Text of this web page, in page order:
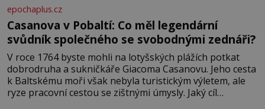
epochaplus.cz
Casanova v Pobaltí: Co měl legendární
svůdník společného se svobodnými zednáři?
V roce 1764 byste mohli na lotyšských plážích potkat
dobrodruha a sukničkáře Giacoma Casanovu. Jeho cesta
k Baltskému moři však nebyla turistickým výletem, ale
ryze pracovní cestou se zištnými úmysly. Jaký cíl